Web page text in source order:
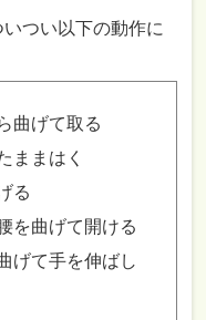
つい以下の動作に
曲げて取る
ままはく
る
を曲げて開ける
げて手を伸ばし